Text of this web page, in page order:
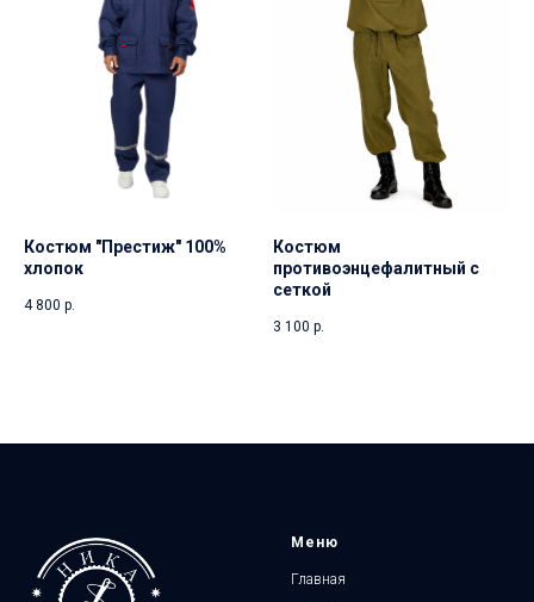
Костюм "Престиж" 100%
хлопок
4 800 р.
Костюм
противоэнцефалитный с
сеткой
3 100 р.
Меню
Главная